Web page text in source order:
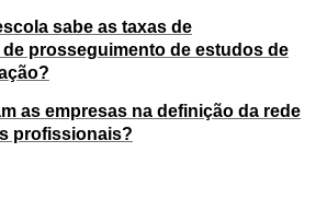
sabe as taxas de
prosseguimento de estudos de
as empresas na definição da rede
profissionais?